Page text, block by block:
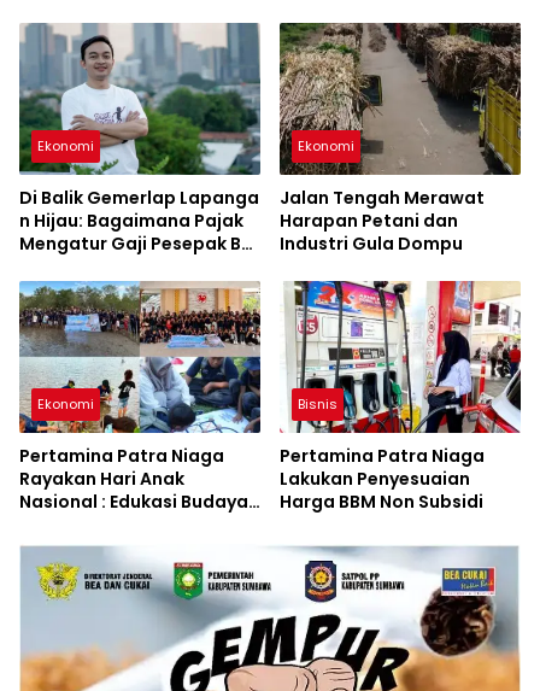
Ekonomi
Di Balik Gemerlap Lapanga
n Hijau: Bagaimana Pajak
Mengatur Gaji Pesepak Bol
Ekonomi
Jalan Tengah Merawat
Harapan Petani dan
Industri Gula Dompu
Ekonomi
Pertamina Patra Niaga
Rayakan Hari Anak
Nasional : Edukasi Budaya
Lingkungan
Bisnis
Pertamina Patra Niaga
Lakukan Penyesuaian
Harga BBM Non Subsidi